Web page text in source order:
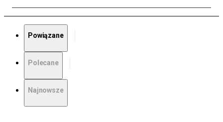
Powiązane
Polecane
Najnowsze